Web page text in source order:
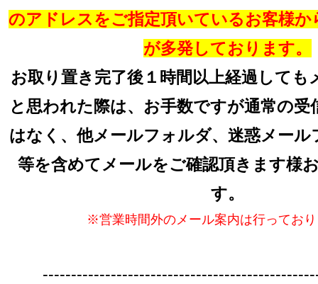
のアドレスをご指定頂いているお客様
が多発しております。
お取り置き完了後１時間以上経過しても
と思われた際は、お手数ですが通常の
はなく、他メールフォルダ、迷惑メール
等を含めてメールをご確認頂きます様
す。
※営業時間外のメール案内は行ってお